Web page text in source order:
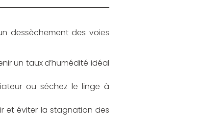
dessèchement des voies
un taux d’humédité idéal
ou séchez le linge à
et éviter la stagnation des